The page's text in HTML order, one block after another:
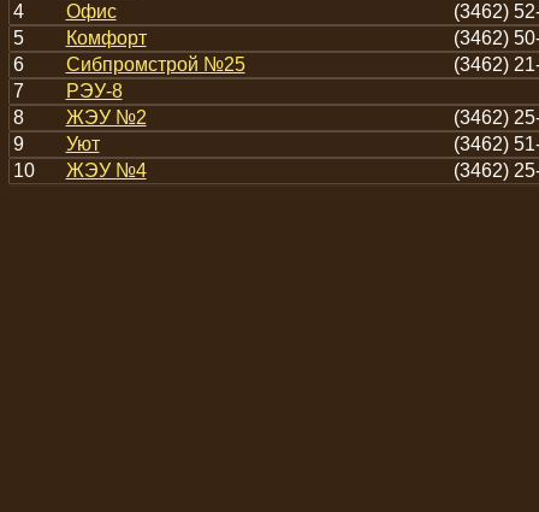
4
Офис
(3462)
5
Комфорт
(3462)
6
Сибпромстрой №25
(3462)
7
РЭУ-8
8
ЖЭУ №2
(3462)
9
Уют
(3462)
10
ЖЭУ №4 (3462)